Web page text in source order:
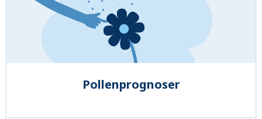
Pollenprognoser